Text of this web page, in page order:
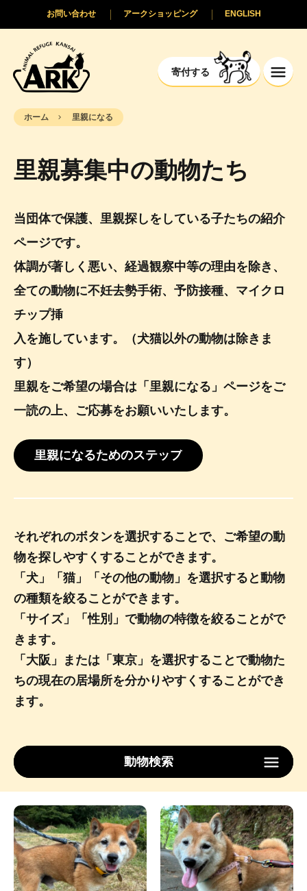
寄付する
ENGLISH
アークショッピング
お問い合わせ
ホーム 里親になる
里親募集中の動物たち
当団体で保護、里親探しをしている子たちの紹介
ページです。
体調が著しく悪い、経過観察中等の理由を除き、
全ての動物に不妊去勢手術、予防接種、マイクロ
チップ挿
入を施しています。（犬猫以外の動物は除きま
す）
里親をご希望の場合は「里親になる」ページをご
一読の上、ご応募をお願いいたします。
里親になるためのステップ
それぞれのボタンを選択することで、ご希望の動
物を探しやすくすることができます。
「犬」「猫」「その他の動物」を選択すると動物
の種類を絞ることができます。
「サイズ」「性別」で動物の特徴を絞ることがで
きます。
「大阪」または「東京」を選択することで動物た
ちの現在の居場所を分かりやすくすることができ
ます。
動物検索
サイズ 性別
ロケーション